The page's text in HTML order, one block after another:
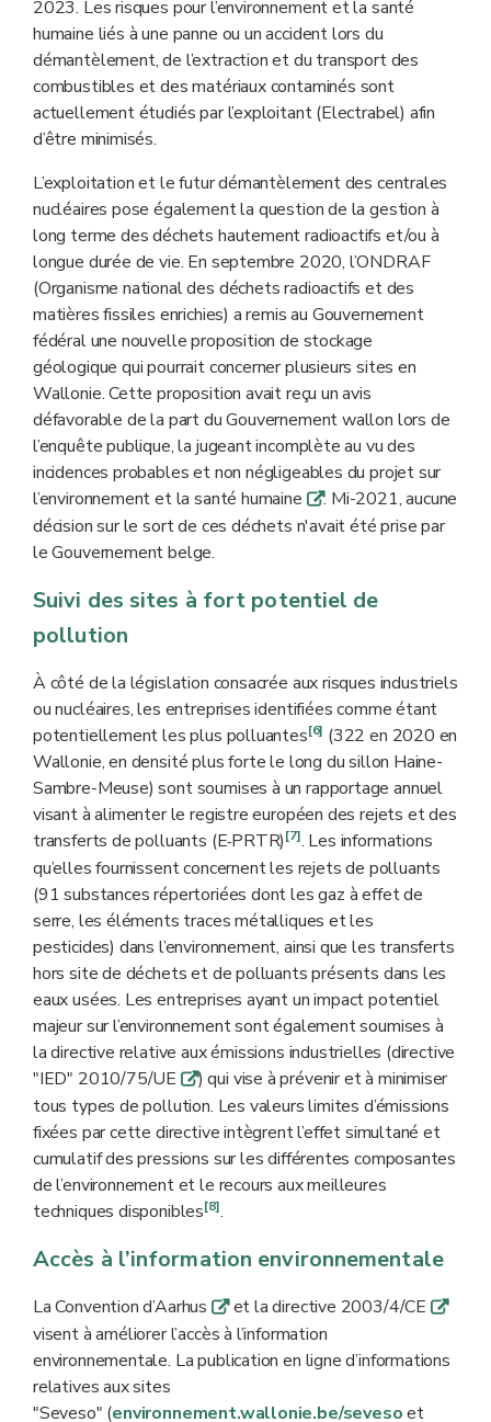
2023. Les risques pour l’environnement et la santé
humaine liés à une panne ou un accident lors du
démantèlement, de l’extraction et du transport des
combustibles et des matériaux contaminés sont
actuellement étudiés par l’exploitant (Electrabel) afin
d’être minimisés.
L’exploitation et le futur démantèlement des centrales
nucléaires pose également la question de la gestion à
long terme des déchets hautement radioactifs et/ou à
longue durée de vie. En septembre 2020, l’ONDRAF
(Organisme national des déchets radioactifs et des
matières fissiles enrichies) a remis au Gouvernement
fédéral une nouvelle proposition de stockage
géologique qui pourrait concerner plusieurs sites en
Wallonie. Cette proposition avait reçu un avis
défavorable de la part du Gouvernement wallon lors de
l’enquête publique, la jugeant incomplète au vu des
incidences probables et non négligeables du projet sur
l’environnement et la santé humaine q. Mi-2021, aucune
décision sur le sort de ces déchets n'avait été prise par
le Gouvernement belge.
Suivi des sites à fort potentiel de
pollution
À côté de la législation consacrée aux risques industriels
ou nucléaires, les entreprises identifiées comme étant
potentiellement les plus polluantes[6] (322 en 2020 en
Wallonie, en densité plus forte le long du sillon Haine-
Sambre-Meuse) sont soumises à un rapportage annuel
visant à alimenter le registre européen des rejets et des
transferts de polluants (E‑PRTR)[7]. Les informations
qu’elles fournissent concernent les rejets de polluants
(91 substances répertoriées dont les gaz à effet de
serre, les éléments traces métalliques et les
pesticides) dans l’environnement, ainsi que les transferts
hors site de déchets et de polluants présents dans les
eaux usées. Les entreprises ayant un impact potentiel
majeur sur l’environnement sont également soumises à
la directive relative aux émissions industrielles (directive
"IED" 2010/75/UE q) qui vise à prévenir et à minimiser
tous types de pollution. Les valeurs limites d’émissions
fixées par cette directive intègrent l’effet simultané et
cumulatif des pressions sur les différentes composantes
de l’environnement et le recours aux meilleures
techniques disponibles[8].
Accès à l’information environnementale
La Convention d’Aarhus qet la directive 2003/4/CE q
visent à améliorer l’accès à l’information
environnementale. La publication en ligne d’informations
relatives aux sites
"Seveso" (environnement.wallonie.be/sevesoet